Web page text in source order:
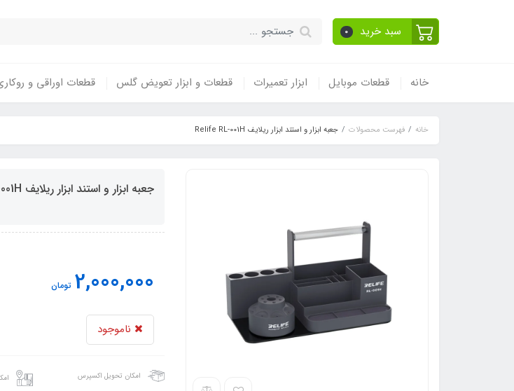
سبد خرید 0
خانه قطعات موبایل ابزار تعمیرات قطعات و ابزار تعویض گلس قطعات اوراقی و
خانه فهرست محصولات جعبه ابزار و استند ابزار ریلایف Relife RL-001H
جعبه ابزار و استند ابزار ریلایف Relife RL-001H
2,000,000 تومان
ناموجود
امکان تحویل اکسپرس